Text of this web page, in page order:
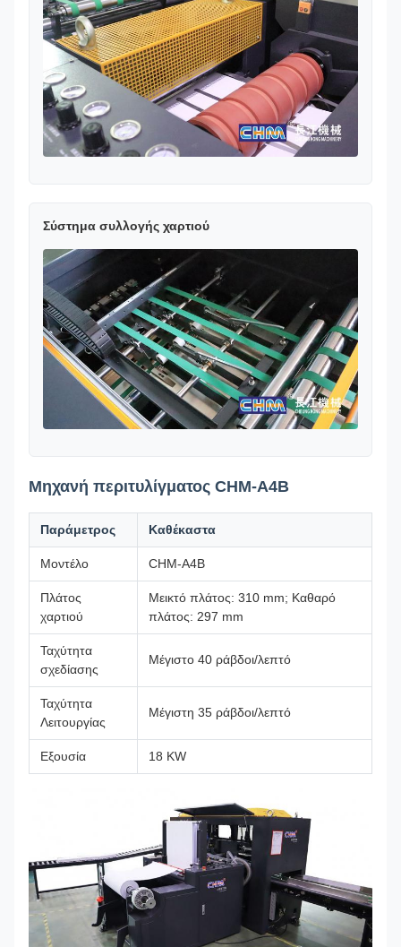
Σύστημα συλλογής χαρτιού
Μηχανή περιτυλίγματος CHM-A4B
Παράμετρος Καθέκαστα
Μοντέλο CHM-A4B
Πλάτος
χαρτιού
Μεικτό πλάτος: 310 mm; Καθαρό
πλάτος: 297 mm
Ταχύτητα
σχεδίασης
Μέγιστο 40 ράβδοι/λεπτό
Ταχύτητα
Λειτουργίας
Μέγιστη 35 ράβδοι/λεπτό
Εξουσία 18 KW